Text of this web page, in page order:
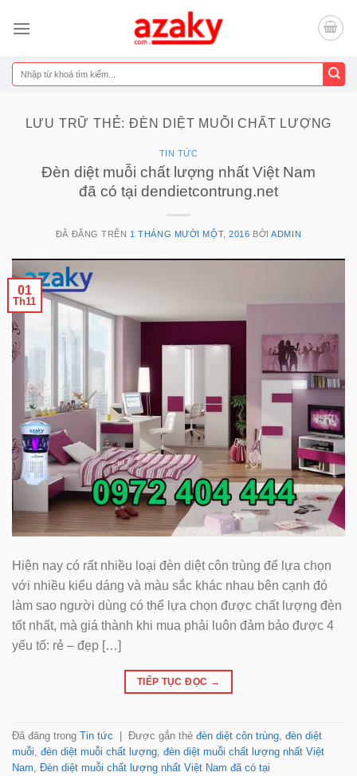
đến
dung
Tìm
kiếm:
LƯU TRỮ THẺ:ĐÈN DIỆT MUỖI CHẤT LƯỢNG
TIN TỨC
Đèn diệt muỗi chất lượng nhất Việt Nam
đã có tại dendietcontrung.net
ĐÃ ĐĂNG TRÊN 1 THÁNG MƯỜI MỘT, 2016 BỞIADMIN
01
Th11
Hiện nay có rất nhiều loại đèn diệt côn trùng để lựa chọn
với nhiều kiểu dáng và màu sắc khác nhau bên cạnh đó
làm sao người dùng có thể lựa chọn được chất lượng đèn
tốt nhất, mà giá thành khi mua phải luôn đảm bảo được 4
yếu tố: rẻ – đẹp […]
TIẾP TỤC ĐỌC →
Đã đăng trong Tin tức Được gắn thẻ đèn diệt côn trùng, đèn diệt
muỗi, đèn diệt muỗi chất lượng, đèn diệt muỗi chất lượng nhất Việt
Nam, Đèn diệt muỗi chất lượng nhất Việt Nam đã có tại